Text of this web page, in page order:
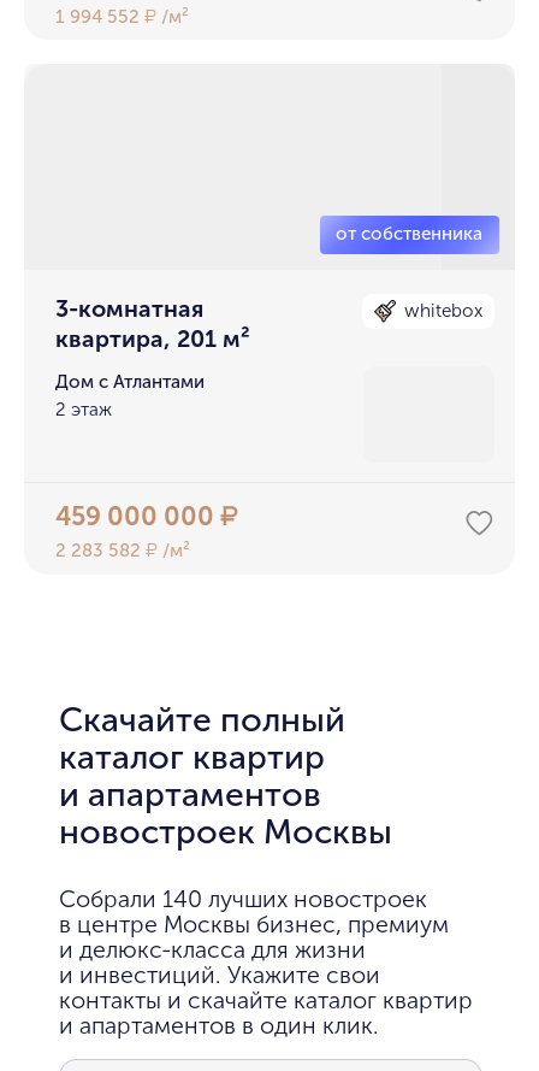
1 994 552₽ /м²
3-комнатная
квартира, 201 м²
whitebox
Дом с Атлантами
2 этаж
459 000 000₽
2 283 582₽ /м²
Скачайте полный
каталог квартир
и апартаментов
новостроек Москвы
Собрали 140 лучших новостроек
в центре Москвы бизнес, премиум
и делюкс-класса для жизни
и инвестиций. Укажите свои
контакты и скачайте каталог квартир
и апартаментов в один клик.